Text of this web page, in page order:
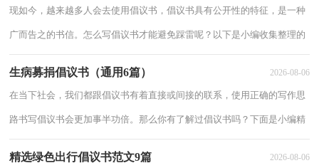
现如今，越来越多人会去使用倡议书，倡议书具有公开性的特征，是一种
广而告之的书信。怎么写倡议书才能避免踩雷呢？以下是小编收集整理的
生病募捐倡议书（通用6篇） 2026-08-06
在当下社会，我们都跟倡议书有着直接或间接的联系，使用正确的写作思
路书写倡议书会更加事半功倍。那么你有了解过倡议书吗？下面是小编精
精选绿色出行倡议书范文9篇 2026-08-06